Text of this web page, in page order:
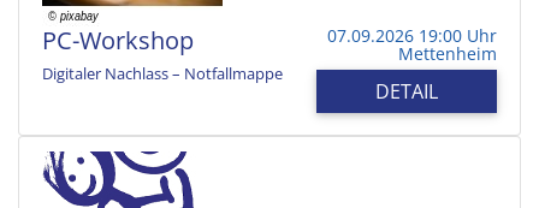
PC-Workshop
Digitaler Nachlass – Notfallmappe
07.09.2026 19:00 Uhr
Mettenheim
DETAIL